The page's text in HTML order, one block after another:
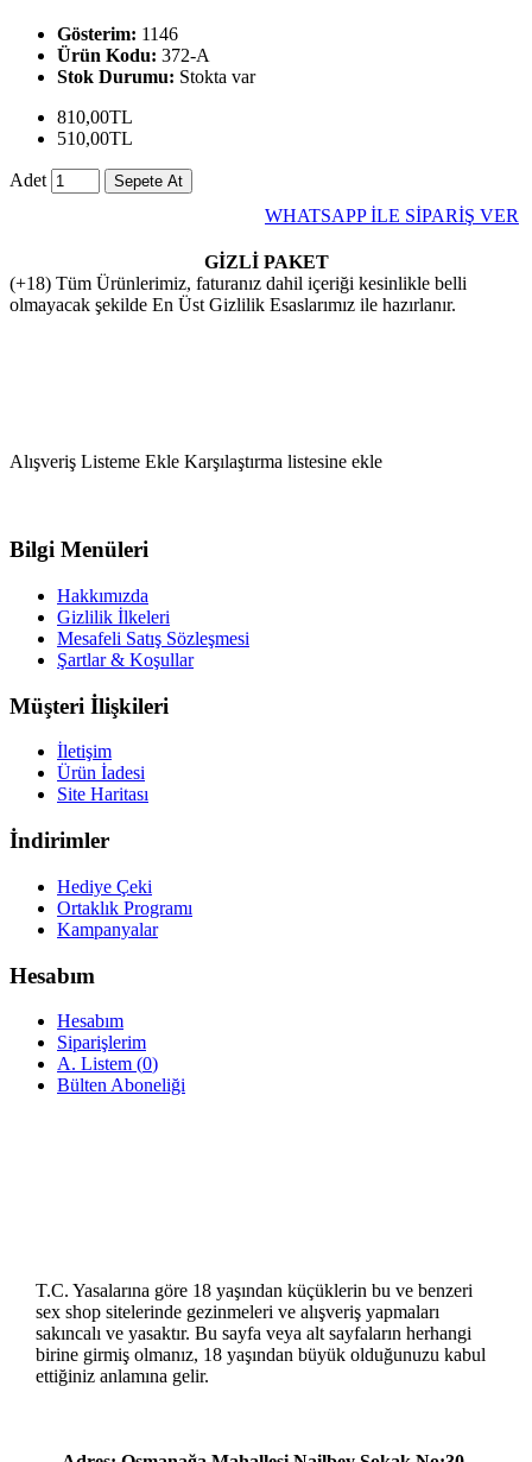
Gösterim: 1146
Ürün Kodu: 372-A
Stok Durumu: Stokta var
810,00TL
510,00TL
Adet Sepete At
WHATSAPP İLE SİPARİŞ VER
GİZLİ PAKET
(+18) Tüm Ürünlerimiz, faturanız dahil içeriği kesinlikle belli
olmayacak şekilde En Üst Gizlilik Esaslarımız ile hazırlanır.
Alışveriş Listeme Ekle Karşılaştırma listesine ekle
Bilgi Menüleri
Hakkımızda
Gizlilik İlkeleri
Mesafeli Satış Sözleşmesi
Şartlar & Koşullar
Müşteri İlişkileri
İletişim
Ürün İadesi
Site Haritası
İndirimler
Hediye Çeki
Ortaklık Programı
Kampanyalar
Hesabım
Hesabım
Siparişlerim
A. Listem (0)
Bülten Aboneliği
T.C. Yasalarına göre 18 yaşından küçüklerin bu ve benzeri
sex shop sitelerinde gezinmeleri ve alışveriş yapmaları
sakıncalı ve yasaktır. Bu sayfa veya alt sayfaların herhangi
birine girmiş olmanız, 18 yaşından büyük olduğunuzu kabul
ettiğiniz anlamına gelir.